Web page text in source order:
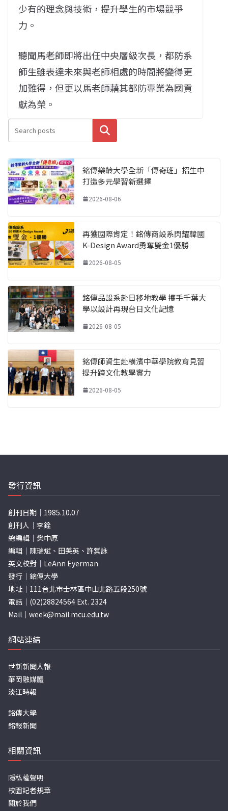
少有的理念與技術，提升學生的市場競爭
力。
聽聞馬老師即將出任中央層級次長，都防系
師生雖表達未來與老師相處的時間將變得更
加難得，但更以馬老師藉其都防專業為國貢
獻為榮。
搜尋
銘傳樂齡大學全新「傳奇班」招生中
打造多元學習新選擇
2026-08-06
再獲國際肯定！銘傳商設系閃耀韓國
K-Design Award勇奪雙金1優勝
2026-08-05
銘傳品設系赴日移地教學 攜手千葉大
學以設計再現台日文化記憶
2026-08-05
銘傳師資生赴橫濱中華學院教育見習
提升跨文化教學實力
2026-08-05
發行資訊
創刊日期｜1985.10.07
創刊人｜李銓
總編輯｜樊中原
編輯｜陳瑞斌、田美英、許棠詠
英文校對｜LeAnn Eyerman
發行｜銘傳大學
地址｜111台北市士林區中山北路五段250號
電話｜(02)28824564 Ext. 2324
Mail｜ week@mail.mcu.edu.tw
網站連結
世新新聞人報
華岡融媒體
淡江時報
銘傳大學
銘報新聞
相關資訊
隱私權聲明
校園記者規章
關於我們